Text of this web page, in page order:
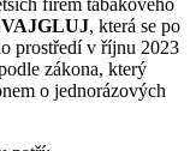
firem tabákového
, která se po
prostředí v říjnu 2023
zákona, který
o jednorázových